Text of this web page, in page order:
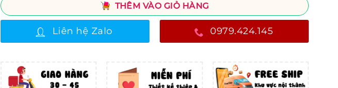
THÊM VÀO GIỎ HÀNG
Liên hệ Zalo 0979.424.145